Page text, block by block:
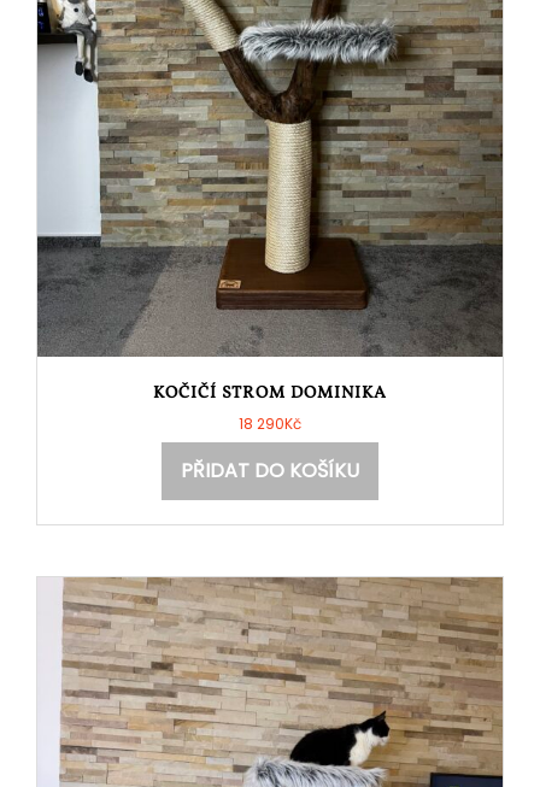
KOČIČÍ STROM DOMINIKA
18 290Kč
PŘIDAT DO KOŠÍKU